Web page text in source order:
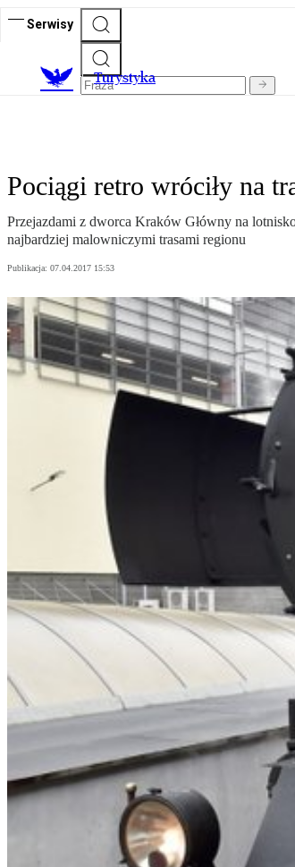
Serwisy
Turystyka
Pociągi retro wróciły na
Przejazdami z dworca Kraków Główny na
najbardziej malowniczymi trasami regionu
Publikacja: 07.04.2017 15:53